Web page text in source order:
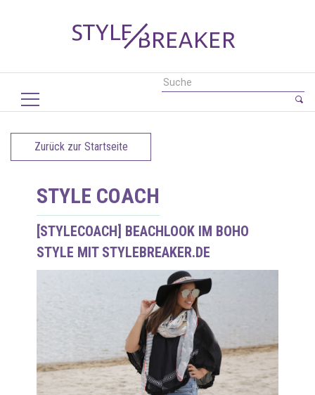
Zurück zur Startseite
STYLE COACH
[STYLECOACH] BEACHLOOK IM BOHO
STYLE MIT STYLEBREAKER.DE